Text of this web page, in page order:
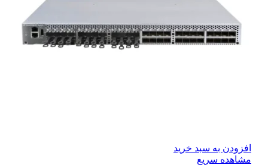
افزودن به سبد خرید
مشاهده سریع